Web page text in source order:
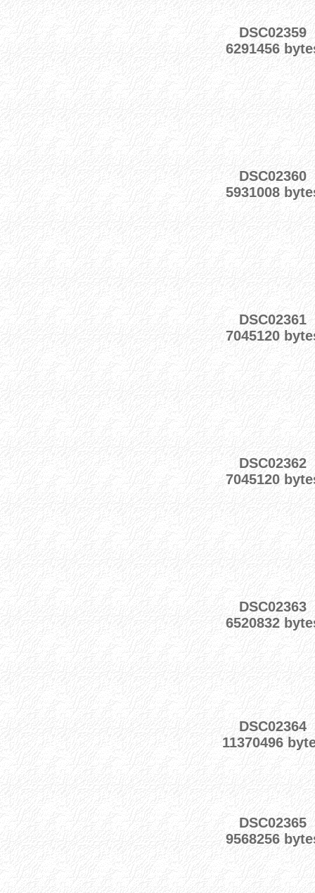
DSC02359
6291456
DSC02360
5931008
DSC02361
7045120
DSC02362
7045120
DSC02363
6520832
DSC02364
11370496
DSC02365
9568256